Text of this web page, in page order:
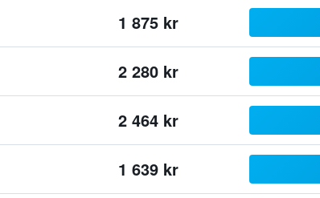
1 875 kr
2 280 kr
2 464 kr
1 639 kr